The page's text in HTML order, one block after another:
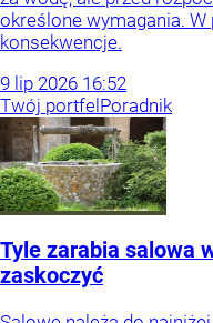
określone wymagania.
konsekwencje.
9 lip 2026 16:52
Twój portfelPoradnik
Tyle zarabia salowa
zaskoczyć